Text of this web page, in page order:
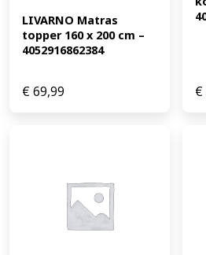
LIVARNO Matras
topper 160 x 200 cm –
4052916862384
€69,99 €